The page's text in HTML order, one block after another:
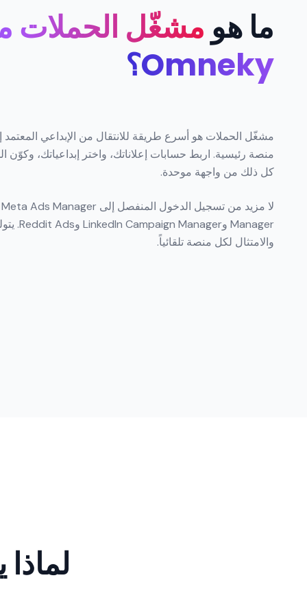
ما هو مشغّل الحملات
Omneky؟
مشغّل الحملات هو أسرع طريقة للانتقال من الإبداعي المعتمد
منصة رئيسية. اربط حسابات إعلاناتك، واختر إبداعياتك، وكوّن
كل ذلك من واجهة موحدة.
والامتثال لكل منصة تلقائياً.